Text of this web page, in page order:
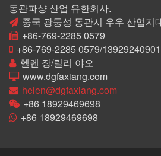
동관파샹 산업 유한회사.
중국 광둥성 동관시 우우 산업지
+86-769-2285 0579
+86-769-2285 0579/13929240901
헬렌 장/릴리 야오
www.dgfaxiang.com
helen@dgfaxiang.com
+86 18929469698
+86 18929469698